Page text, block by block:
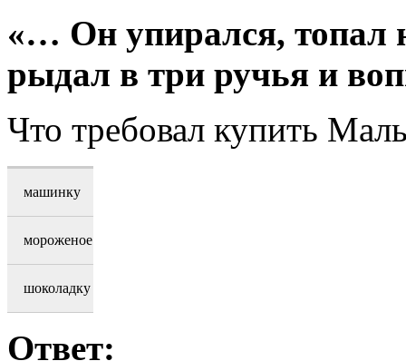
«… Он упирался, топал
рыдал в три ручья и
Что требовал купить
машинку
мороженое
шоколадку
Ответ: